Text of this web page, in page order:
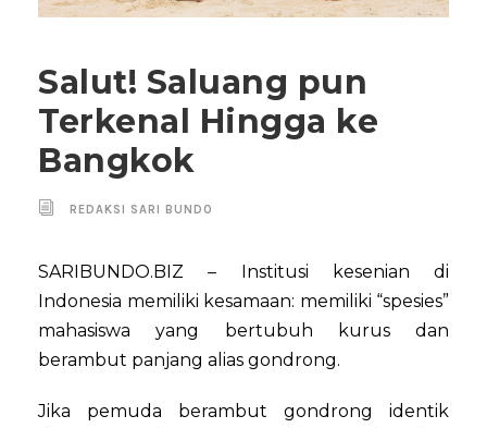
Salut! Saluang pun
Terkenal Hingga ke
Bangkok
REDAKSI SARI BUNDO
SARIBUNDO.BIZ – Institusi kesenian di
Indonesia memiliki kesamaan: memiliki “spesies”
mahasiswa yang bertubuh kurus dan
berambut panjang alias gondrong.
Jika pemuda berambut gondrong identik